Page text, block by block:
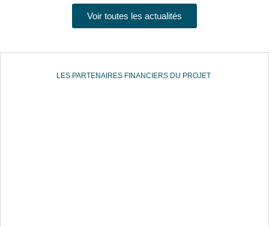
Voir toutes les actualités
LES PARTENAIRES FINANCIERS DU PROJET